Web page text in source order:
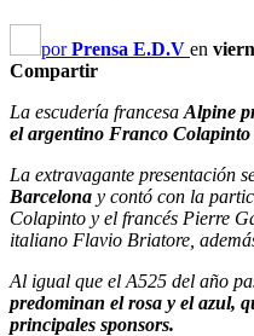
porPrensa E.D.V en
Compartir
La escudería francesa Alpine
el argentino Franco
La extravagante presentación
Barcelona y contó con la
Colapinto y el francés Pierre
italiano Flavio Briatore,
Al igual que el A525 del año
predominan el rosa y el azul,
principales sponsors.